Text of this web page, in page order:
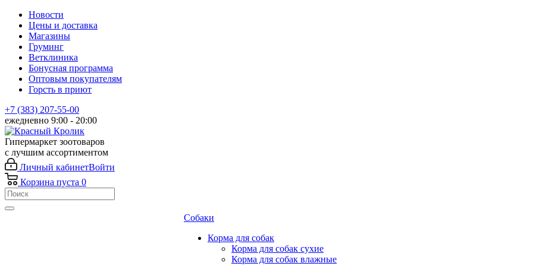
Новости
Цены и доставка
Магазины
Груминг
Ветклиника
Бонусная программа
Оптовым покупателям
Горсть в приют
+7 (383) 207-55-00
ежедневно 9:00 - 20:00
Гипермаркет зоотоваров
с лучшим ассортиментом
Личный кабинетВойти
Корзина пуста 0
Собаки
Корма для собак
Корма для собак сухие
Корма для собак влажные